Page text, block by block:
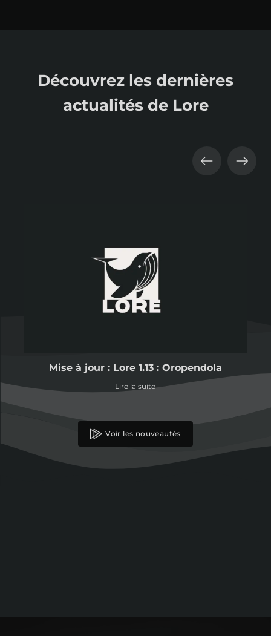
Découvrez les dernières
actualités de Lore
Mise à jour : Lore 1.13 : Oropendola
Lire la suite
Voir les nouveautés